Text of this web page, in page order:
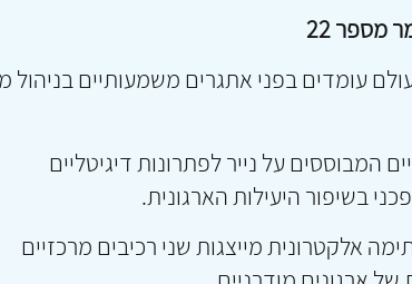
22
עומדים בפני אתגרים משמעותיים בניהול
המבוססים על נייר לפתרונות דיגיטליים
בשיפור היעילות הארגונית.
אלקטרוניתמייצגות שני רכיבים מרכזיים